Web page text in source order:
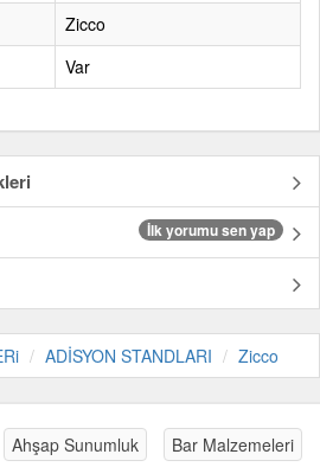
Zicco
Var
İlk yorumu sen yap
ADİSYON STANDLARI Zicco
Ahşap Sunumluk Bar Malzemeleri